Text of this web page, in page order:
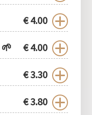
€4.00
€4.00
€3.30
€3.80